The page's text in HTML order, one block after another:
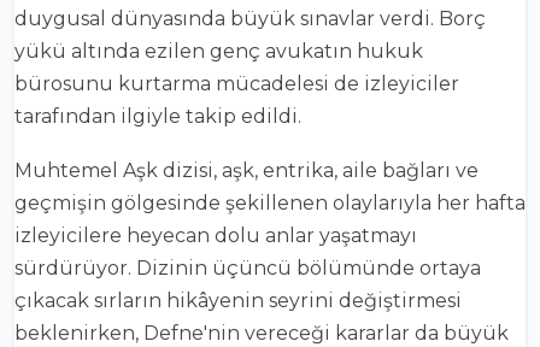
duygusal dünyasında büyük sınavlar verdi. Borç
yükü altında ezilen genç avukatın hukuk
bürosunu kurtarma mücadelesi de izleyiciler
tarafından ilgiyle takip edildi.
Muhtemel Aşk dizisi, aşk, entrika, aile bağları ve
geçmişin gölgesinde şekillenen olaylarıyla her hafta
izleyicilere heyecan dolu anlar yaşatmayı
sürdürüyor. Dizinin üçüncü bölümünde ortaya
çıkacak sırların hikâyenin seyrini değiştirmesi
beklenirken, Defne'nin vereceği kararlar da büyük